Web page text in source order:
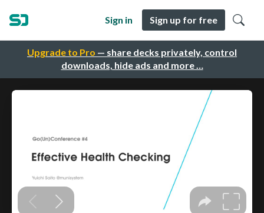
Upgrade to Pro — share decks privately, control
downloads, hide ads and more …
Sign in Sign up for free